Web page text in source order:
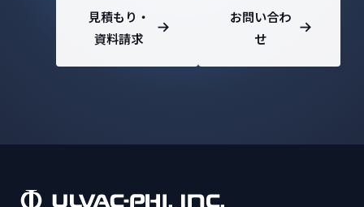
見積もり・
資料請求
お問い合わ
せ